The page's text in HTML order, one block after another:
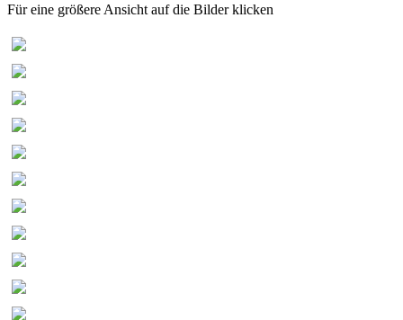
Für eine größere Ansicht auf die Bilder klicken